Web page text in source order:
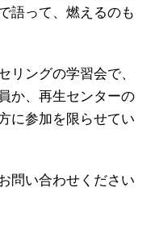
語って、燃えるのも
リングの学習会で、
か、再生センターの
に参加を限らせてい
問い合わせください